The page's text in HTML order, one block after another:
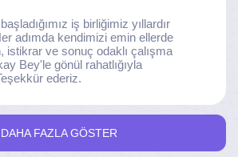
iş birliğimiz yıllardır
adımda kendimizi emin ellerde
istikrar ve sonuç odaklı çalışma
Bey'le gönül rahatlığıyla
ederiz.
DAHA FAZLA GÖSTER